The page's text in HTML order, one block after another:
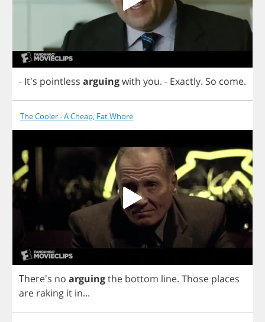
- It's pointless arguingwith you. - Exactly. So come.
The Cooler - A Cheap, Fat Whore
There's no arguingthe bottom line. Those places
are raking it in...